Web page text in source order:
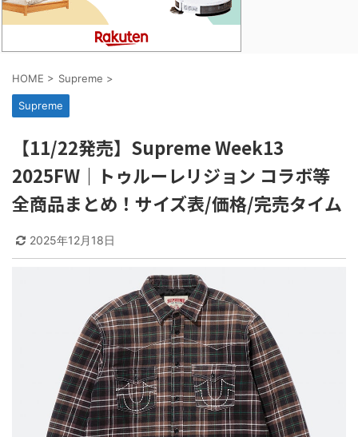
HOME > Supreme >
Supreme
【11/22発売】Supreme Week13
2025FW｜トゥルーレリジョン コラボ等
全商品まとめ！サイズ表/価格/完売タイム
2025年12月18日